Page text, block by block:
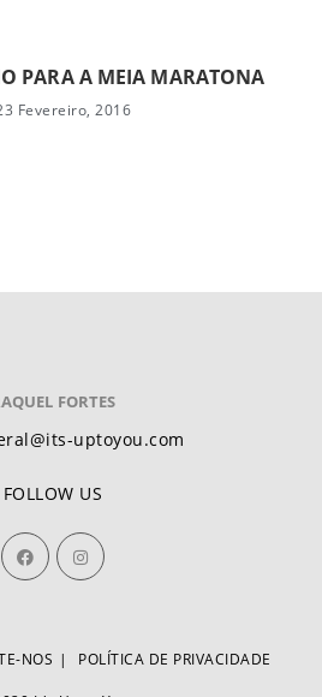
PARA A MEIA MARATONA
Fevereiro, 2016
FORTES
uptoyou.com
FOLLOW US
NOS POLÍTICA DE PRIVACIDADE